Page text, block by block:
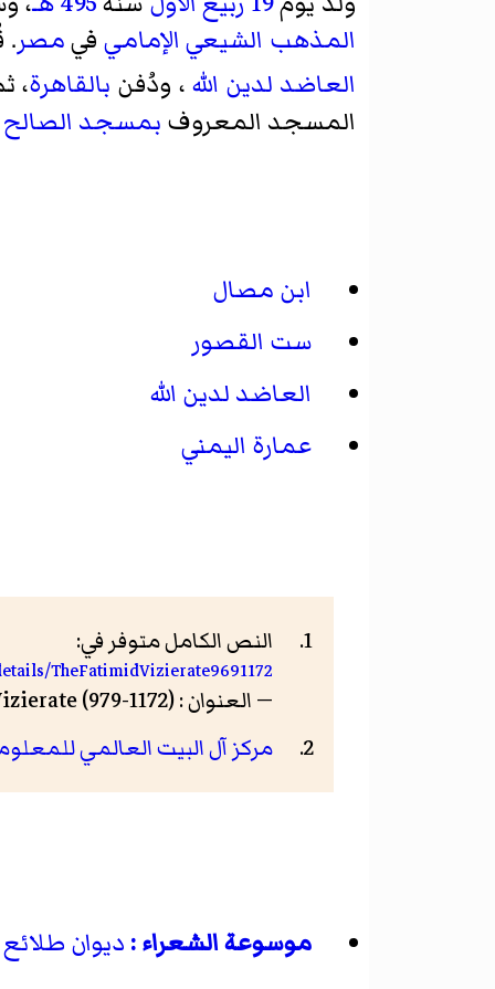
المذهب الشيعي الإمامي فيمصر.
العاضد لدين الله ، ودُفن بالقاهرة،
المسجد المعروف بمسجد الصالح
ابن مصال
ست القصور
العاضد لدين الله
عمارة اليمني
النص الكامل متوفر في:
TheFatimidVizierate9691172
— العنوان : The Fatimid Vizierate (979-1172) — الصفحة: 170 —
مركز آل البيت العالمي
موسوعة الشعراء : ديوان